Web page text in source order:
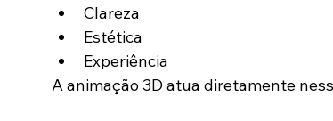
Clareza
Estética
Experiência
A animação 3D atua diretamente